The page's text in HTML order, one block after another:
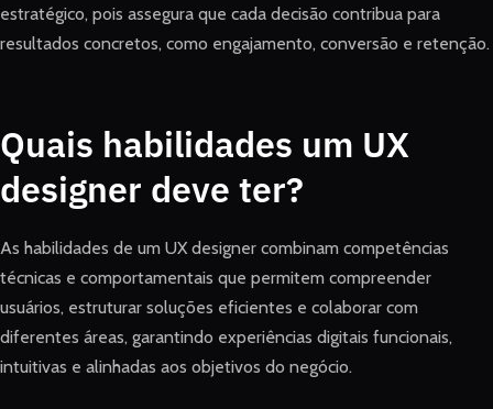
estratégico, pois assegura que cada decisão contribua para
resultados concretos, como engajamento, conversão e retenção.
Quais habilidades um UX
designer deve ter?
As habilidades de um UX designer combinam competências
técnicas e comportamentais que permitem compreender
usuários, estruturar soluções eficientes e colaborar com
diferentes áreas, garantindo experiências digitais funcionais,
intuitivas e alinhadas aos objetivos do negócio.